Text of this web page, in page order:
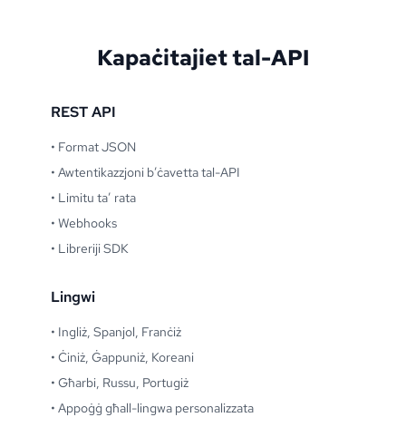
Kapaċitajiet tal-API
REST API
• Format JSON
• Awtentikazzjoni b’ċavetta tal-API
• Limitu ta’ rata
• Webhooks
• Libreriji SDK
Lingwi
• Ingliż, Spanjol, Franċiż
• Ċiniż, Ġappuniż, Koreani
• Għarbi, Russu, Portugiż
• Appoġġ għall-lingwa personalizzata